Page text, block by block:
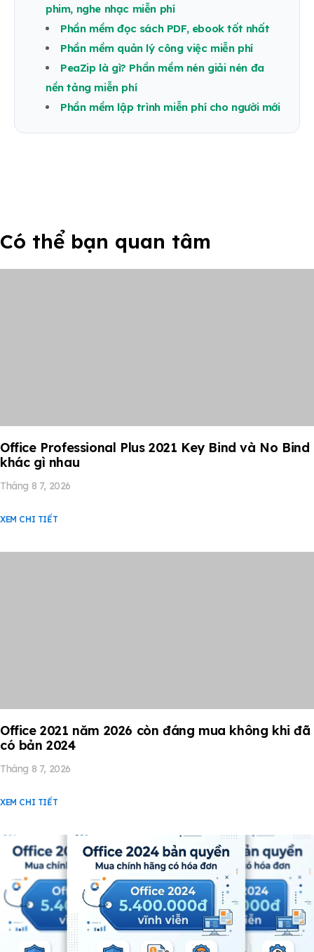
phim, nghe nhạc miễn phí
Phần mềm đọc sách PDF, ebook tốt nhất
Phần mềm quản lý công việc miễn phí
PeaZip là gì? Phần mềm nén giải nén đa
nền tảng miễn phí
Phần mềm lập trình miễn phí cho người mới
Có thể bạn quan tâm
Office Professional Plus 2021 Key Bind và No Bind
khác gì nhau
Tháng 8 7, 2026
XEM CHI TIẾT
Office 2021 năm 2026 còn đáng mua không khi đã
có bản 2024
Tháng 8 7, 2026
XEM CHI TIẾT